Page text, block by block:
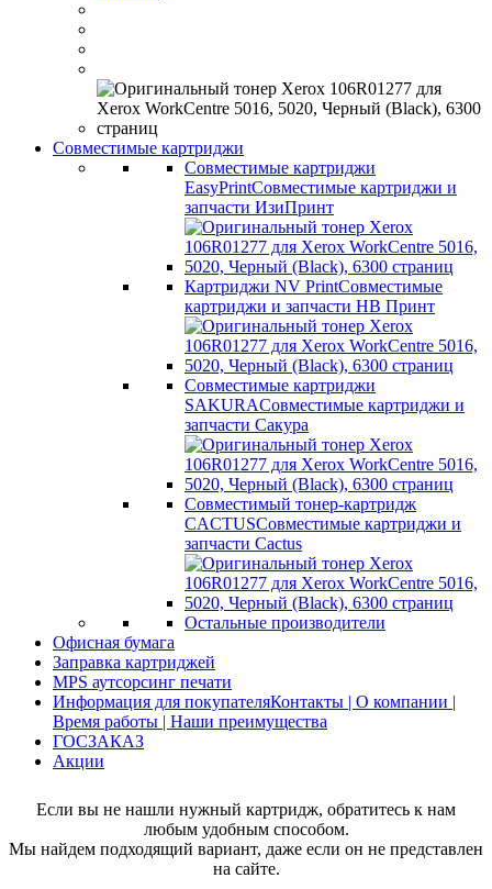
Совместимые картриджи
Совместимые картриджи
EasyPrintСовместимые картриджи и
запчасти ИзиПринт
Картриджи NV PrintСовместимые
картриджи и запчасти НВ Принт
Совместимые картриджи
SAKURAСовместимые картриджи и
запчасти Сакура
Совместимый тонер-картридж
CACTUSСовместимые картриджи и
запчасти Cactus
Остальные производители
Офисная бумага
Заправка картриджей
MPS аутсорсинг печати
Информация для покупателяКонтакты | О компании |
Время работы | Наши преимущества
ГОСЗАКАЗ
Акции
Если вы не нашли нужный картридж, обратитесь к нам
любым удобным способом.
Мы найдем подходящий вариант, даже если он не представлен
на сайте.